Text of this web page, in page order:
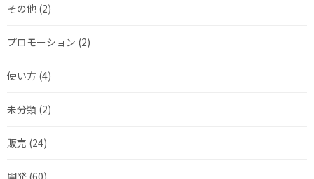
その他 (2)
プロモーション (2)
使い方 (4)
未分類 (2)
販売 (24)
開発 (60)